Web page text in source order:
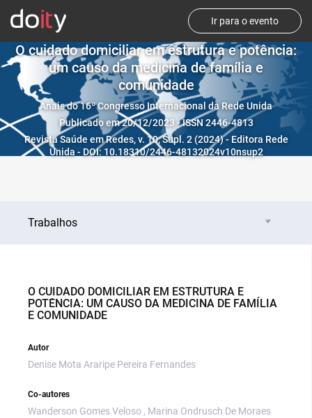
Ir para o evento
O cuidado domiciliar em estrutura e potência:
um causo da medicina de família e
comunidade
Anais do 16º Congresso Internacional da Rede Unida
Publicado em 20/12/2023 - ISSN 2446-4813
Revista Saúde em Redes, v. 10, Supl. 2 (2024) - Editora Rede
Unida - DOI: 10.18310/2446-48132024v10nsup2
Trabalhos
O CUIDADO DOMICILIAR EM ESTRUTURA E
POTÊNCIA: UM CAUSO DA MEDICINA DE FAMÍLIA
E COMUNIDADE
Autor
Denise Mota Araripe Pereira Fernandes
Co-autores
Wanderson Gomes Veloso , Marina Ondrusch De Moraes